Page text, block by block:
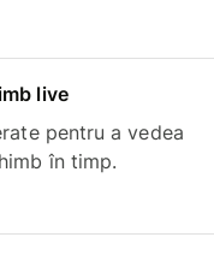
live
pentru a vedea
în timp.